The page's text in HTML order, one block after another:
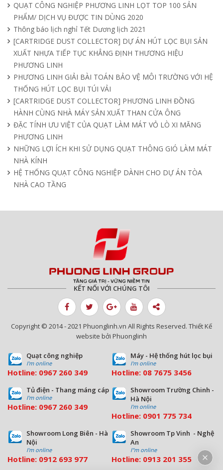
Quạt nồi hơi công nghiệp và cách phân
loại theo mục đích sử dụng chuẩn nhất
04/04/2025
QUẠT CÔNG NGHIỆP PHƯƠNG LINH LỌT TOP 100 SẢN
PHẨM/ DỊCH VỤ ĐƯỢC TIN DÙNG 2020
Thông báo lịch nghỉ Tết Dương lịch 2021
[CARTRIDGE DUST COLLECTOR] DỰ ÁN HÚT LỌC BỤI SẢN
XUẤT NHỰA TIẾP TỤC KHẲNG ĐỊNH THƯƠNG HIỆU
PHƯƠNG LINH
PHƯƠNG LINH GIẢI BÀI TOÁN BẢO VỆ MÔI TRƯỜNG VỚI HỆ
THỐNG HÚT LỌC BỤI TÚI VẢI
[CARTRIDGE DUST COLLECTOR] PHƯƠNG LINH ĐỒNG
HÀNH CÙNG NHÀ MÁY SẢN XUẤT THAN CỬA ÔNG
ĐẶC TÍNH ƯU VIỆT CỦA QUẠT LÀM MÁT VỎ LÒ XI MĂNG
PHƯƠNG LINH
NHỮNG LỢI ÍCH KHI SỬ DỤNG QUẠT THÔNG GIÓ LÀM MÁT
NHÀ KÍNH
HỆ THỐNG QUẠT CÔNG NGHIỆP DÀNH CHO DỰ ÁN TÒA
NHÀ CAO TẦNG
KẾT NỐI VỚI CHÚNG TÔI
Copyright © 2014 - 2021 Phuonglinh.vn All Rights Reserved. Thiết Kế
website bởi Phuonglinh
Quạt công nghiệp
I'm online
Hotline: 0967 260 349
Máy - Hệ thống hút lọc bụi
I'm online
Hotline: 08 7675 3456
Tủ điện - Thang máng cáp
I'm online
Hotline: 0967 260 349
Showroom Trường Chinh -
Hà Nội
I'm online
Hotline: 0901 775 734
Showroom Long Biên - Hà
Nội
I'm online
Hotline: 0912 693 977
Showroom Tp Vinh - Nghệ
An
I''m online
Hotline: 0913 201 355